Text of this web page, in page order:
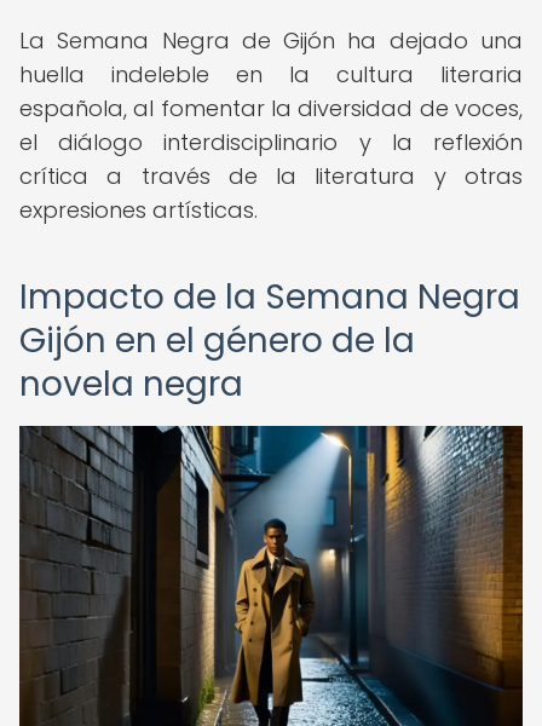
La Semana Negra de Gijón ha dejado una
huella indeleble en la cultura literaria
española, al fomentar la diversidad de voces,
el diálogo interdisciplinario y la reflexión
crítica a través de la literatura y otras
expresiones artísticas.
Impacto de la Semana Negra
Gijón en el género de la
novela negra